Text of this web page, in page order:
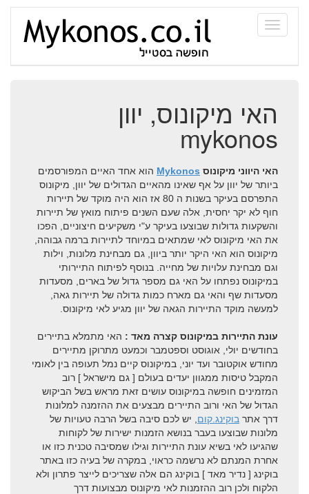
Toggle
חיי לילה במיקונוס
חופים במיקונוס
וילות במיקונוס
ממיקונוס לנאקסוס
שייט ביאכטה
איים ליד מיקונוס
צרו איתנו קשר!
dj mikonos line up
ממיקונוס לפארוס ונאקסוס
מפת מיקונוס
האי מיקונוס, יוון
mykonos
האי היווני מיקונוס Mykonos הוא אחד האיים המפורסמים
ביותר של יוון על אף שאינו מהאיים הגדולים של יוון, מיקונוס
התפרסם בעיקר בשנות ה 80 אז הוא היה מוקד של תיירות
חוף לא יקר יחסית, אלה שעם השנים פיתוח מואץ של תיירות
והשקעות גדולות שבוצעו בעיקר ע"י משקיעים חיצוניים, הפכו
את האי מיקונוס לאי שמתאים במיוחד לתיירות ברמה גבוהה,
מיקונוס הוא האי היקר יותר ביוון, גם מבחינת מלונות, וילות
וגם מבחינת עלויות של מחייה. בנוסף לפיתוח התיירותי
במיקונוס נפתחו על האי גם מספר גדול של בארים, מסעדות
מסעדות שף והאי גם מארח כמות גדולה של תיירות גאה,
למעשה מוקד התיירות הגאה של יוון מגיע לאי מיקונוס.
עונת התיירות במיקונוס קצרה מאד : האי מתמלא בתיירים
בחודשים יולי, אוגוסט וספטמבר וכמעט מתרוקן מתיירים
מחודש אוקטובר ועד יוני, במיקונוס קיים נמל תעופה בין לאומי
המקבל טיסות ממגוון יעדים בעולם [ גם מישראל ] רוב
המזמינים חופשה במיקונוס עושים זאת מראש בשל הביקוש
הגדול של האי ורוב התיירים מבצעים את ההזמנה למלונות
דרך אתר בוקינג.קום , יש לכם סיבה בשל הרבה טעויות של
מלונות שבוצעו בעבר בנושא הזמנות ישירות של לקוחות
שהגיעו לאי בשיא עונת התיירות וגילו שמסיבה טכנית כזו או
אחרת המנתם לא נרשמה כראוי, במקרה של בעיה כזו באתר
בוקינג [ נדיר מאד ] בוקינג הם אלה שצריכים לייצר פתרון ולא
הלקוח ולכן רוב ההזמנות לאי מיקונוס מבצועות דרך